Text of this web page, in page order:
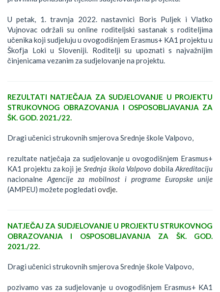
U petak, 1. travnja 2022. nastavnici Boris Puljek i Vlatko
Vujnovac održali su online roditeljski sastanak s roditeljima
učenika koji sudjeluju u ovogodišnjem Erasmus+ KA1 projektu u
Škofja Loki u Sloveniji. Roditelji su upoznati s najvažnijim
činjenicama vezanim za sudjelovanje na projektu.
REZULTATI NATJEČAJA ZA SUDJELOVANJE U PROJEKTU
STRUKOVNOG OBRAZOVANJA I OSPOSOBLJAVANJA ZA
ŠK. GOD. 2021./22.
Dragi učenici strukovnih smjerova Srednje škole Valpovo,
rezultate natječaja za sudjelovanje u ovogodišnjem Erasmus+
KA1 projektu za koji je Srednja škola Valpovo dobilaAkreditaciju
nacionalneAgencije za mobilnost i programe Europske unije
(AMPEU) možete pogledati ovdje.
NATJEČAJ ZA SUDJELOVANJE U PROJEKTU STRUKOVNOG
OBRAZOVANJA I OSPOSOBLJAVANJA ZA ŠK. GOD.
2021./22.
Dragi učenici strukovnih smjerova Srednje škole Valpovo,
pozivamo vas za sudjelovanje u ovogodišnjem Erasmus+ KA1